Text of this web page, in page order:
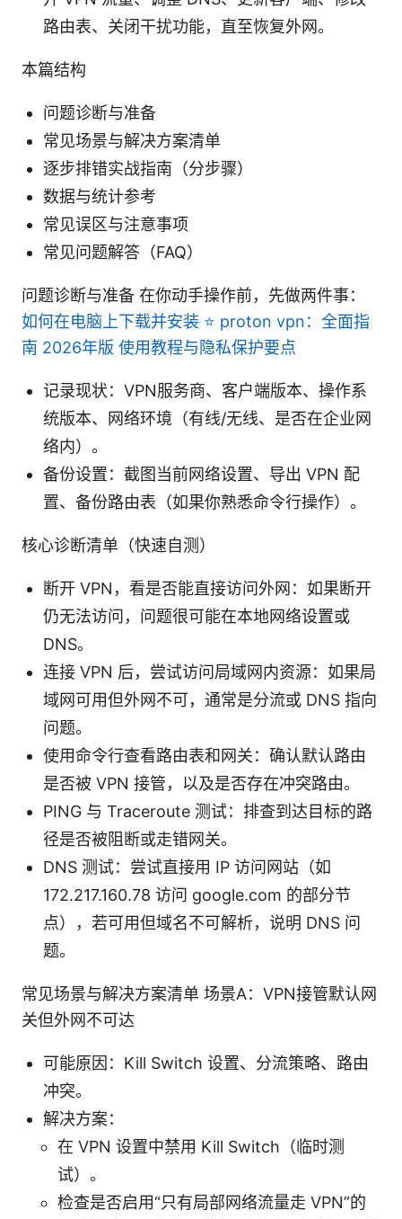
路由表、关闭干扰功能，直至恢复外网。
本篇结构
问题诊断与准备
常见场景与解决方案清单
逐步排错实战指南（分步骤）
数据与统计参考
常见误区与注意事项
常见问题解答（FAQ）
问题诊断与准备 在你动手操作前，先做两件事：
如何在电脑上下载并安装 ⭐ proton vpn：全面指
南 2026年版 使用教程与隐私保护要点
记录现状：VPN服务商、客户端版本、操作系
统版本、网络环境（有线/无线、是否在企业网
络内）。
备份设置：截图当前网络设置、导出 VPN 配
置、备份路由表（如果你熟悉命令行操作）。
核心诊断清单（快速自测）
断开 VPN，看是否能直接访问外网：如果断开
仍无法访问，问题很可能在本地网络设置或
DNS。
连接 VPN 后，尝试访问局域网内资源：如果局
域网可用但外网不可，通常是分流或 DNS 指向
问题。
使用命令行查看路由表和网关：确认默认路由
是否被 VPN 接管，以及是否存在冲突路由。
PING 与 Traceroute 测试：排查到达目标的路
径是否被阻断或走错网关。
DNS 测试：尝试直接用 IP 访问网站（如
172.217.160.78 访问 google.com 的部分节
点），若可用但域名不可解析，说明 DNS 问
题。
常见场景与解决方案清单 场景A：VPN接管默认网
关但外网不可达
可能原因：Kill Switch 设置、分流策略、路由
冲突。
解决方案：
在 VPN 设置中禁用 Kill Switch（临时测
试）。
检查是否启用“只有局部网络流量走 VPN”的